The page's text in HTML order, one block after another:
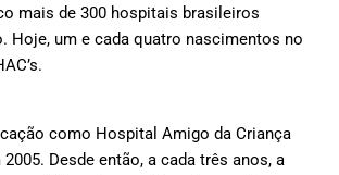
mais de 300 hospitais brasileiros
Hoje, um e cada quatro nascimentos no
como Hospital Amigo da Criança
Desde então, a cada três anos, a